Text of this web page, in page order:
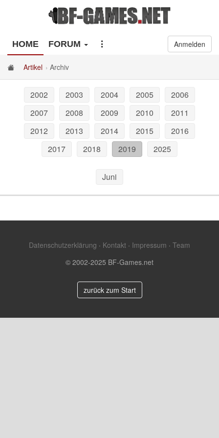
HOME FORUM Anmelden
Artikel Archiv
2002 2003 2004 2005
2006
2007
2008 2009 2010
2011
2012
2013 2014 2015
2016
2017
2018 2019 2025
Juni
Datenschutzerklärung · Kontakt · Impressum · Team
© 2002-2025 BF-Games.net
zurück zum Start